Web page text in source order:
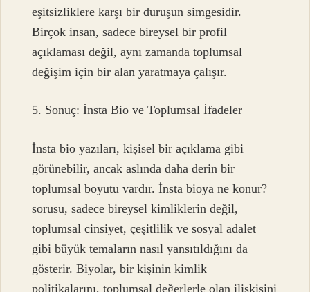
eşitsizliklere karşı bir duruşun simgesidir.
Birçok insan, sadece bireysel bir profil
açıklaması değil, aynı zamanda toplumsal
değişim için bir alan yaratmaya çalışır.
5. Sonuç: İnsta Bio ve Toplumsal İfadeler
İnsta bio yazıları, kişisel bir açıklama gibi
görünebilir, ancak aslında daha derin bir
toplumsal boyutu vardır. İnsta bioya ne konur?
sorusu, sadece bireysel kimliklerin değil,
toplumsal cinsiyet, çeşitlilik ve sosyal adalet
gibi büyük temaların nasıl yansıtıldığını da
gösterir. Biyolar, bir kişinin kimlik
politikalarını, toplumsal değerlerle olan ilişkisini